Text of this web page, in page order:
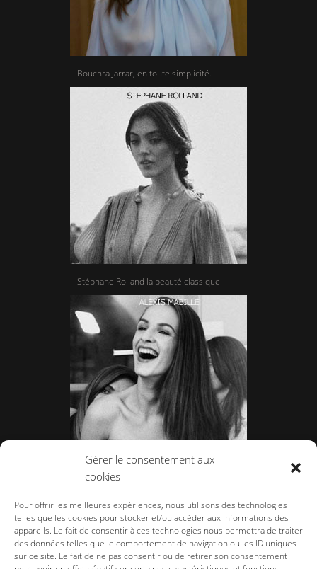
Gérer le consentement aux
cookies
Pour offrir les meilleures expériences, nous utilisons des technologies
telles que les cookies pour stocker et/ou accéder aux informations des
appareils. Le fait de consentir à ces technologies nous permettra de traiter
des données telles que le comportement de navigation ou les ID uniques
sur ce site. Le fait de ne pas consentir ou de retirer son consentement
Bouchra Jarrar, en toute simplicité.
Stéphane Rolland la beauté classique
faubourgs.